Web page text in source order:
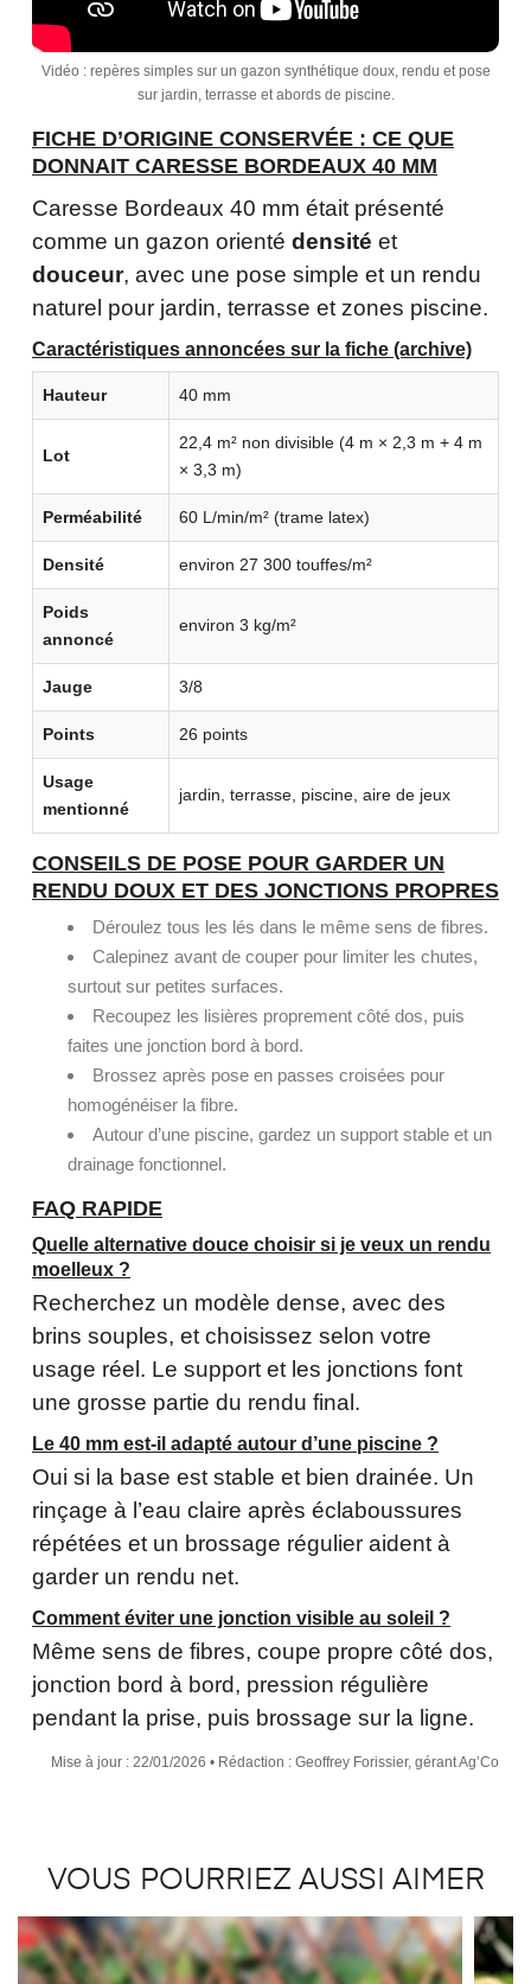
Vidéo : repères simples sur un gazon synthétique doux, rendu et pose
sur jardin, terrasse et abords de piscine.
FICHE D’ORIGINE CONSERVÉE : CE QUE
DONNAIT CARESSE BORDEAUX 40 MM
Caresse Bordeaux 40 mm était présenté
comme un gazon orienté densité et
douceur, avec une pose simple et un rendu
naturel pour jardin, terrasse et zones piscine.
Caractéristiques annoncées sur la fiche (archive)
Hauteur 40 mm
Lot
22,4 m² non divisible (4 m × 2,3 m + 4 m
× 3,3 m)
Perméabilité 60 L/min/m² (trame latex)
Densité environ 27 300 touffes/m²
Poids
annoncé
environ 3 kg/m²
Jauge 3/8
Points 26 points
Usage
mentionné
jardin, terrasse, piscine, aire de jeux
CONSEILS DE POSE POUR GARDER UN
RENDU DOUX ET DES JONCTIONS PROPRES
Déroulez tous les lés dans le même sens de fibres.
Calepinez avant de couper pour limiter les chutes,
surtout sur petites surfaces.
Recoupez les lisières proprement côté dos, puis
faites une jonction bord à bord.
Brossez après pose en passes croisées pour
homogénéiser la fibre.
Autour d’une piscine, gardez un support stable et un
drainage fonctionnel.
FAQ RAPIDE
Quelle alternative douce choisir si je veux un rendu
moelleux ?
Recherchez un modèle dense, avec des
brins souples, et choisissez selon votre
usage réel. Le support et les jonctions font
une grosse partie du rendu final.
Le 40 mm est-il adapté autour d’une piscine ?
Oui si la base est stable et bien drainée. Un
rinçage à l’eau claire après éclaboussures
répétées et un brossage régulier aident à
garder un rendu net.
Comment éviter une jonction visible au soleil ?
Même sens de fibres, coupe propre côté dos,
jonction bord à bord, pression régulière
pendant la prise, puis brossage sur la ligne.
Mise à jour : 22/01/2026 • Rédaction : Geoffrey Forissier, gérant Ag’Co
VOUS POURRIEZ AUSSI AIMER